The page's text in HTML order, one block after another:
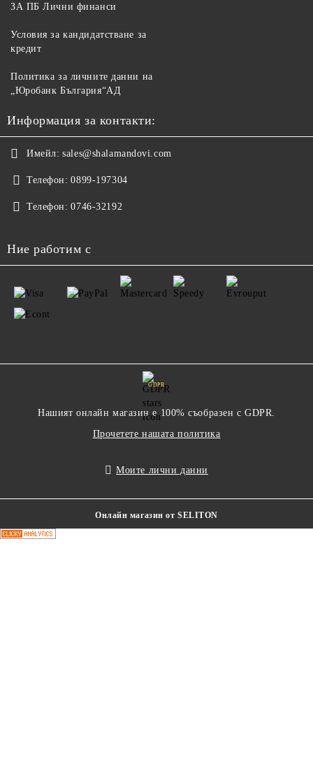
ЗА ПБ Лични финанси
Условия за кандидатстване за
кредит
Политика за личните данни на
„Юробанк България“АД
Информация за контакти:
Имейл: sales@shalamandovi.com
Телефон: 0899-197304
Телефон: 0746-32192
Ние работим с
GDPR
Нашият онлайн магазин е 100% съобразен с GDPR.
Прочетете нашата политика
Моите лични данни
Онлайн магазин от SELITON